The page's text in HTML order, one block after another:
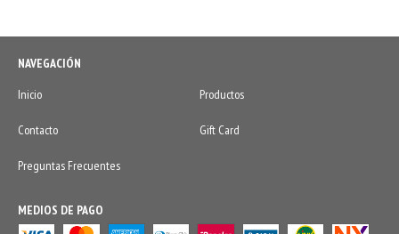
NAVEGACIÓN
Inicio
Productos
Contacto Gift Card
Preguntas Frecuentes
MEDIOS DE PAGO